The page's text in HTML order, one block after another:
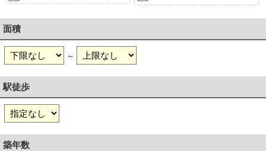
面積
～
駅徒歩
築年数